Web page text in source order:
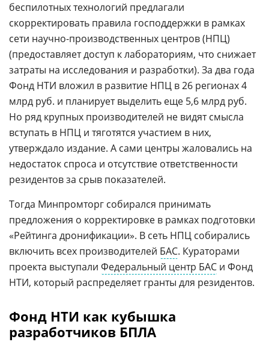
беспилотных технологий предлагали
скорректировать правила господдержки в рамках
сети научно-производственных центров (НПЦ)
(предоставляет доступ к лабораториям, что снижает
затраты на исследования и разработки). За два года
Фонд НТИ вложил в развитие НПЦ в 26 регионах 4
млрд руб. и планирует выделить еще 5,6 млрд руб.
Но ряд крупных производителей не видят смысла
вступать в НПЦ и тяготятся участием в них,
утверждало издание. А сами центры жаловались на
недостаток спроса и отсутствие ответственности
резидентов за срыв показателей.
Тогда Минпромторг собирался принимать
предложения о корректировке в рамках подготовки
«Рейтинга дронификации». В сеть НПЦ собирались
включить всех производителей БАС. Кураторами
проекта выступали Федеральный центр БАС и Фонд
НТИ, который распределяет гранты для резидентов.
Фонд НТИ как кубышка
разработчиков БПЛА